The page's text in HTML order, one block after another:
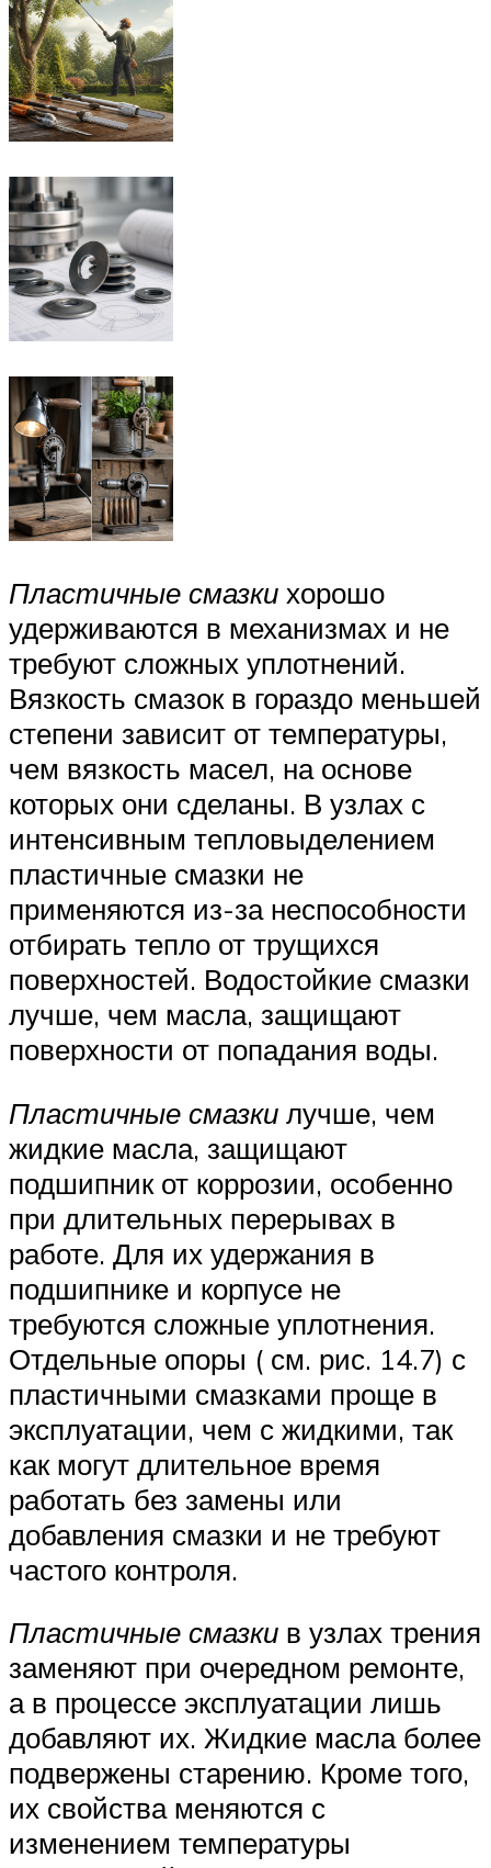
Пластичные смазки хорошо
удерживаются в механизмах и не
требуют сложных уплотнений.
Вязкость смазок в гораздо меньшей
степени зависит от температуры,
чем вязкость масел, на основе
которых они сделаны. В узлах с
интенсивным тепловыделением
пластичные смазки не
применяются из-за неспособности
отбирать тепло от трущихся
поверхностей. Водостойкие смазки
лучше, чем масла, защищают
поверхности от попадания воды.
Пластичные смазки лучше, чем
жидкие масла, защищают
подшипник от коррозии, особенно
при длительных перерывах в
работе. Для их удержания в
подшипнике и корпусе не
требуются сложные уплотнения.
Отдельные опоры ( см. рис. 14.7) с
пластичными смазками проще в
эксплуатации, чем с жидкими, так
как могут длительное время
работать без замены или
добавления смазки и не требуют
частого контроля.
Пластичные смазки в узлах трения
заменяют при очередном ремонте,
а в процессе эксплуатации лишь
добавляют их. Жидкие масла более
подвержены старению. Кроме того,
их свойства меняются с
изменением температуры